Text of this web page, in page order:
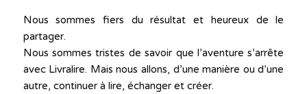
Nous sommes fiers du résultat et heureux de le
partager.
Nous sommes tristes de savoir que l’aventure s’arrête
avec Livralire. Mais nous allons, d’une manière ou d’une
autre, continuer à lire, échanger et créer.